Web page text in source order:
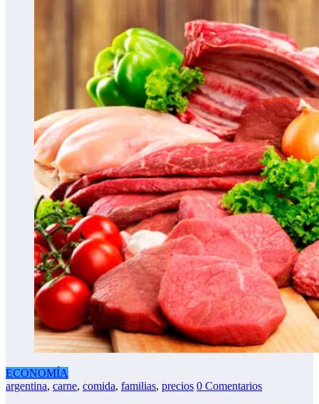
ECONOMÍA
argentina, carne, comida, familias, precios 0 Comentarios